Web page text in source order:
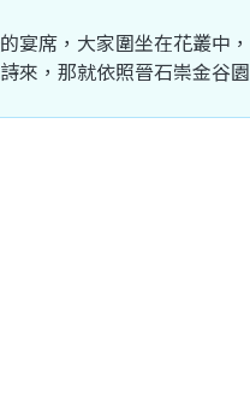
的宴席 ， 大家圍坐在花叢中 ，
詩來 ，那就依照晉石崇金谷園